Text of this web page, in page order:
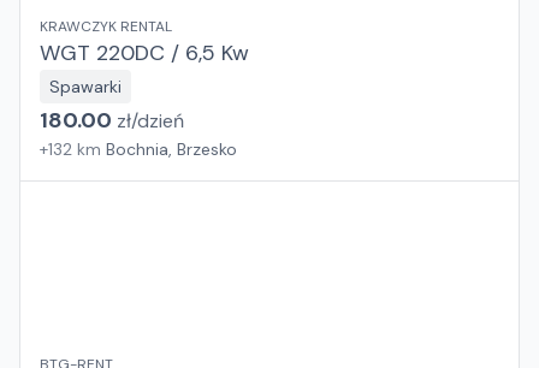
KRAWCZYK RENTAL
WGT 220DC / 6,5 Kw
Spawarki
180.00 zł/dzień
+132 km Bochnia, Brzesko